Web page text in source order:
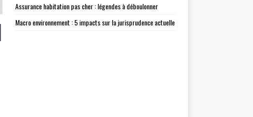
Assurance habitation pas cher : légendes à déboulonner
Macro environnement : 5 impacts sur la jurisprudence actuelle